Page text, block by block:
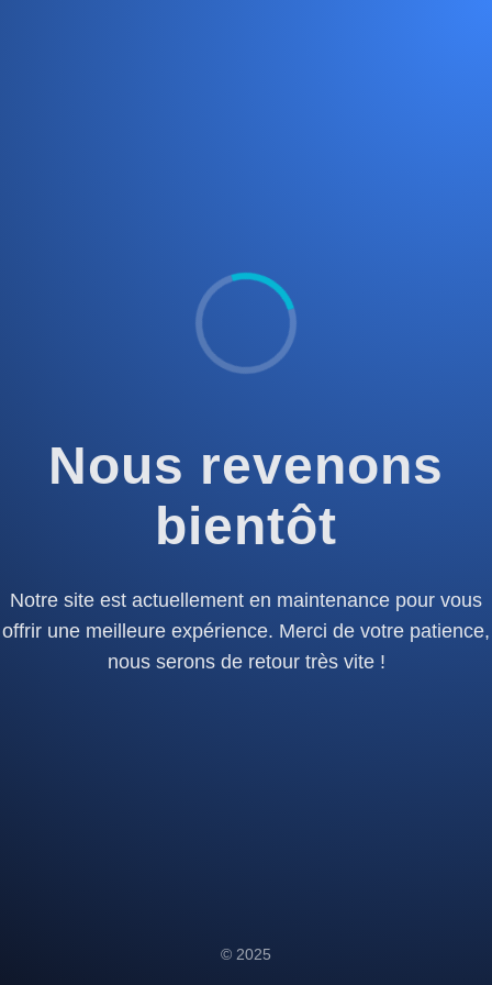
Nous revenons
bientôt
Notre site est actuellement en maintenance pour vous
offrir une meilleure expérience. Merci de votre patience,
nous serons de retour très vite !
© 2025